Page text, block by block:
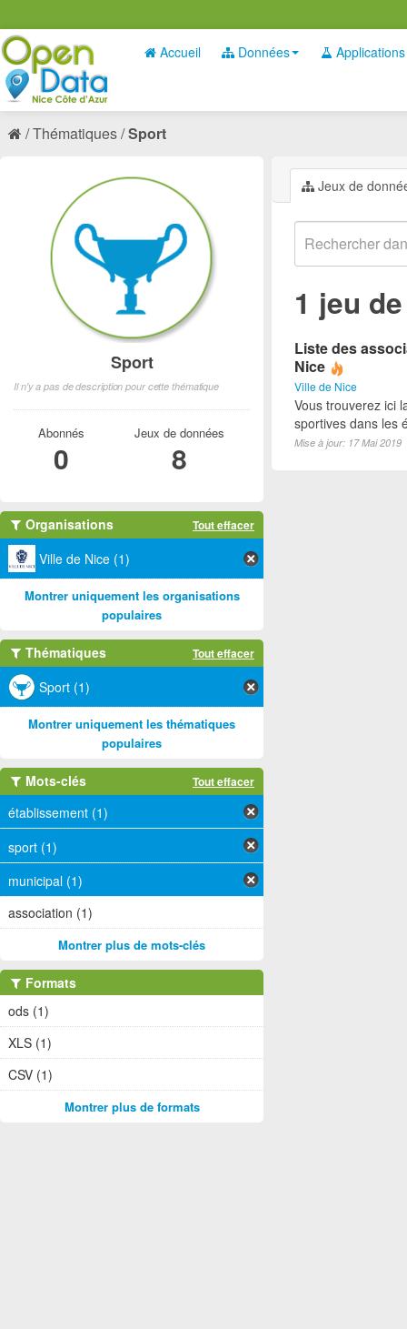
Accueil Données Applications
Thématiques Sport
Jeux de
1 jeu
Liste des
Nice
Ville de Nice
Vous trouverez ici
sportives dans les
Mise à jour: 17 Mai 2019
Sport
Il n'y a pas de description pour cette thématique
Abonnés
0
Jeux de données
8
Organisations Tout effacer
Ville de Nice (1)
Montrer uniquement les organisations
populaires
Thématiques Tout effacer
Sport (1)
Montrer uniquement les thématiques
populaires
Mots-clés Tout effacer
établissement (1)
sport (1)
municipal (1)
association (1)
Montrer plus de mots-clés
Formats
ods (1)
XLS (1)
CSV (1)
Montrer plus de formats